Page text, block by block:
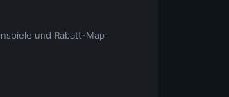
und Rabatt-Map